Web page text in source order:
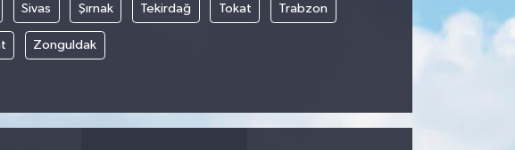
Sivas Şırnak Tekirdağ Tokat Trabzon
Zonguldak